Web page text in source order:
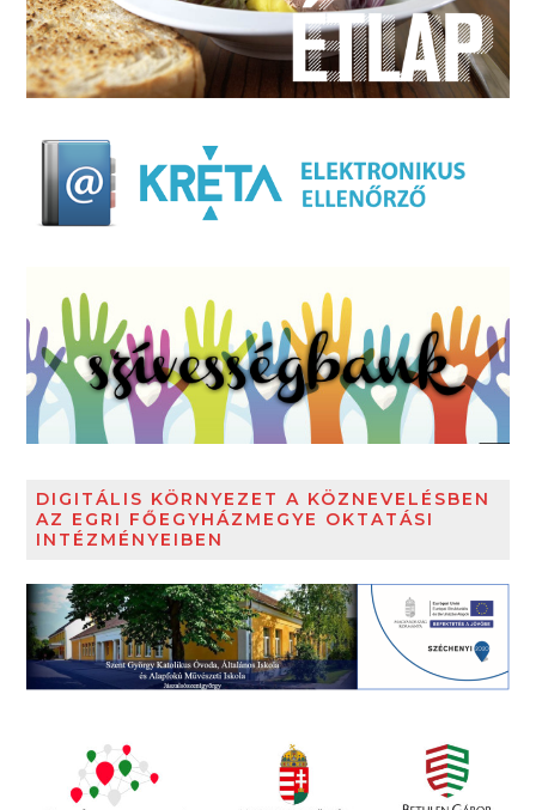
DIGITÁLIS KÖRNYEZET A KÖZNEVELÉSBEN
AZ EGRI FŐEGYHÁZMEGYE OKTATÁSI
INTÉZMÉNYEIBEN